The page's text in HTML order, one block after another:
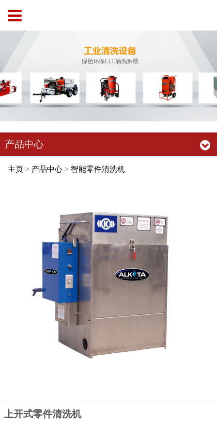
产品中心
主页> 产品中心> 智能零件清洗机
上开式零件清洗机